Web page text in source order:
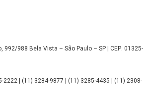
992/988 Bela Vista – São Paulo – SP | CEP: 01325-
2222 | (11) 3284-9877 | (11) 3285-4435 | (11) 2308-